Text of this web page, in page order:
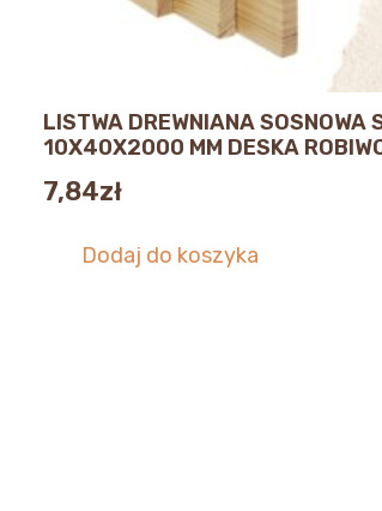
LISTWA DREWNIANA SOSNOWA
10X40X2000 MM DESKA
7,84zł
Dodaj do koszyka